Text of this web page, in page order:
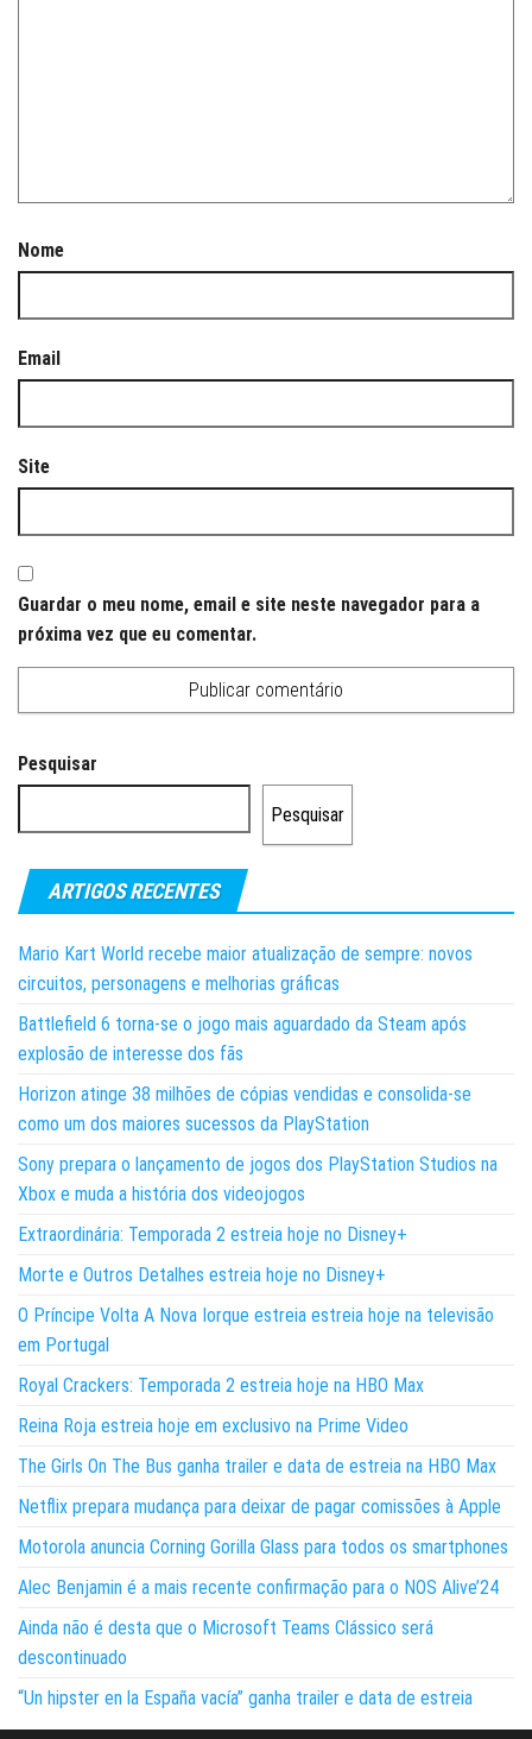
Nome
Email
Site
Guardar o meu nome, email e site neste navegador para a
próxima vez que eu comentar.
Pesquisar
Pesquisar
ARTIGOS RECENTES
Mario Kart World recebe maior atualização de sempre: novos
circuitos, personagens e melhorias gráficas
Battlefield 6 torna-se o jogo mais aguardado da Steam após
explosão de interesse dos fãs
Horizon atinge 38 milhões de cópias vendidas e consolida-se
como um dos maiores sucessos da PlayStation
Sony prepara o lançamento de jogos dos PlayStation Studios na
Xbox e muda a história dos videojogos
Extraordinária: Temporada 2 estreia hoje no Disney+
Morte e Outros Detalhes estreia hoje no Disney+
O Príncipe Volta A Nova Iorque estreia estreia hoje na televisão
em Portugal
Royal Crackers: Temporada 2 estreia hoje na HBO Max
Reina Roja estreia hoje em exclusivo na Prime Video
The Girls On The Bus ganha trailer e data de estreia na HBO Max
Netflix prepara mudança para deixar de pagar comissões à Apple
Motorola anuncia Corning Gorilla Glass para todos os smartphones
Alec Benjamin é a mais recente confirmação para o NOS Alive’24
Ainda não é desta que o Microsoft Teams Clássico será
descontinuado
“Un hipster en la España vacía” ganha trailer e data de estreia